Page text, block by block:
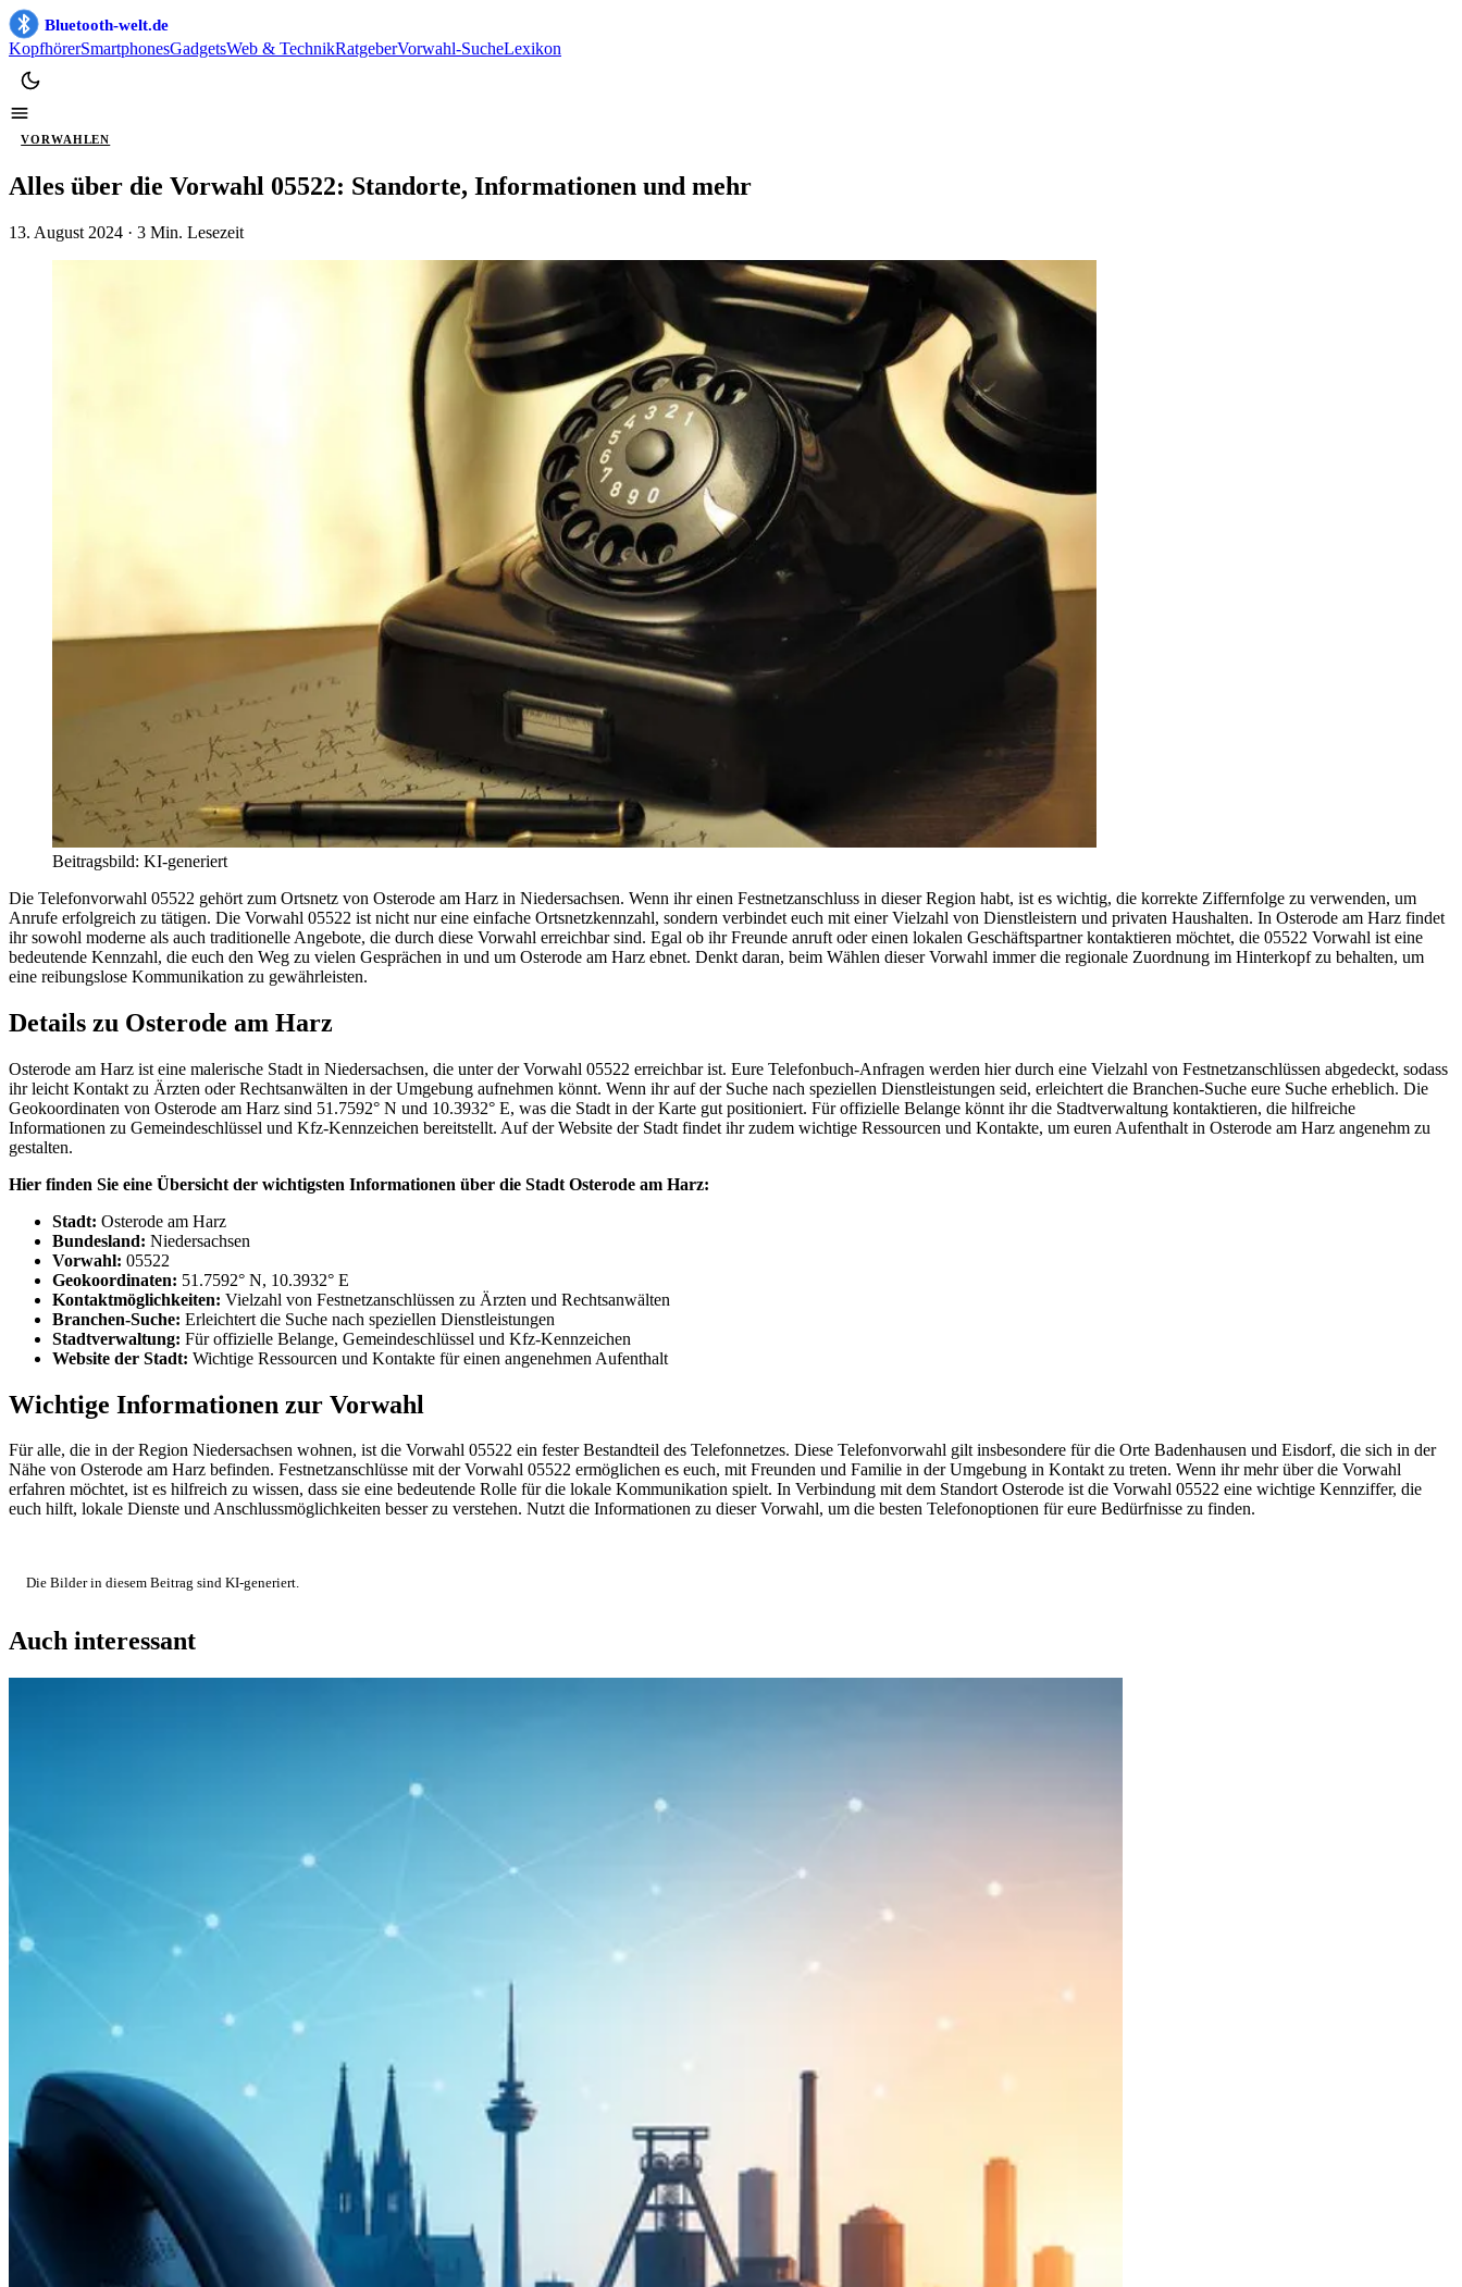
Bluetooth-welt.de
KopfhörerSmartphonesGadgetsWeb & TechnikRatgeberVorwahl-SucheLexikon
VORWAHLEN
Alles über die Vorwahl 05522: Standorte, Informationen und mehr
13. August 2024 · 3 Min. Lesezeit
Beitragsbild: KI-generiert
Die Telefonvorwahl 05522 gehört zum Ortsnetz von Osterode am Harz in Niedersachsen. Wenn ihr einen Festnetzanschluss in dieser Region habt, ist es wichtig, die korrekte Ziffernfolge zu verwenden, um
Anrufe erfolgreich zu tätigen. Die Vorwahl 05522 ist nicht nur eine einfache Ortsnetzkennzahl, sondern verbindet euch mit einer Vielzahl von Dienstleistern und privaten Haushalten. In Osterode am Harz findet
ihr sowohl moderne als auch traditionelle Angebote, die durch diese Vorwahl erreichbar sind. Egal ob ihr Freunde anruft oder einen lokalen Geschäftspartner kontaktieren möchtet, die 05522 Vorwahl ist eine
bedeutende Kennzahl, die euch den Weg zu vielen Gesprächen in und um Osterode am Harz ebnet. Denkt daran, beim Wählen dieser Vorwahl immer die regionale Zuordnung im Hinterkopf zu behalten, um
eine reibungslose Kommunikation zu gewährleisten.
Details zu Osterode am Harz
Osterode am Harz ist eine malerische Stadt in Niedersachsen, die unter der Vorwahl 05522 erreichbar ist. Eure Telefonbuch-Anfragen werden hier durch eine Vielzahl von Festnetzanschlüssen abgedeckt, sodass
ihr leicht Kontakt zu Ärzten oder Rechtsanwälten in der Umgebung aufnehmen könnt. Wenn ihr auf der Suche nach speziellen Dienstleistungen seid, erleichtert die Branchen-Suche eure Suche erheblich. Die
Geokoordinaten von Osterode am Harz sind 51.7592° N und 10.3932° E, was die Stadt in der Karte gut positioniert. Für offizielle Belange könnt ihr die Stadtverwaltung kontaktieren, die hilfreiche
Informationen zu Gemeindeschlüssel und Kfz-Kennzeichen bereitstellt. Auf der Website der Stadt findet ihr zudem wichtige Ressourcen und Kontakte, um euren Aufenthalt in Osterode am Harz angenehm zu
gestalten.
Hier finden Sie eine Übersicht der wichtigsten Informationen über die Stadt Osterode am Harz:
Stadt: Osterode am Harz
Bundesland: Niedersachsen
Vorwahl: 05522
Geokoordinaten: 51.7592° N, 10.3932° E
Kontaktmöglichkeiten: Vielzahl von Festnetzanschlüssen zu Ärzten und Rechtsanwälten
Branchen-Suche: Erleichtert die Suche nach speziellen Dienstleistungen
Stadtverwaltung: Für offizielle Belange, Gemeindeschlüssel und Kfz-Kennzeichen
Website der Stadt: Wichtige Ressourcen und Kontakte für einen angenehmen Aufenthalt
Wichtige Informationen zur Vorwahl
Für alle, die in der Region Niedersachsen wohnen, ist die Vorwahl 05522 ein fester Bestandteil des Telefonnetzes. Diese Telefonvorwahl gilt insbesondere für die Orte Badenhausen und Eisdorf, die sich in der
Nähe von Osterode am Harz befinden. Festnetzanschlüsse mit der Vorwahl 05522 ermöglichen es euch, mit Freunden und Familie in der Umgebung in Kontakt zu treten. Wenn ihr mehr über die Vorwahl
erfahren möchtet, ist es hilfreich zu wissen, dass sie eine bedeutende Rolle für die lokale Kommunikation spielt. In Verbindung mit dem Standort Osterode ist die Vorwahl 05522 eine wichtige Kennziffer, die
euch hilft, lokale Dienste und Anschlussmöglichkeiten besser zu verstehen. Nutzt die Informationen zu dieser Vorwahl, um die besten Telefonoptionen für eure Bedürfnisse zu finden.
Die Bilder in diesem Beitrag sind KI-generiert.
Auch interessant